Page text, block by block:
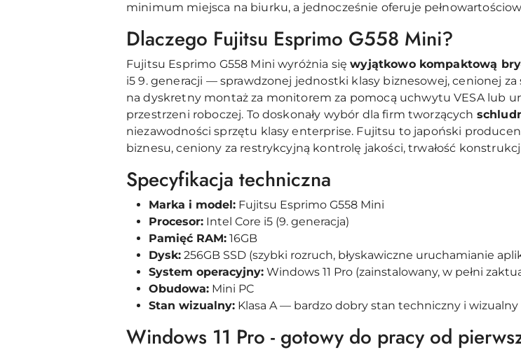
minimum miejsca na biurku, a jednocześnie oferuje
Dlaczego Fujitsu Esprimo G558 Mini?
Fujitsu Esprimo G558 Mini wyróżnia sięwyjątkowo kompaktową
i5 9. generacji — sprawdzonej jednostki klasy biznesowej, cenionej
na dyskretny montaż za monitorem za pomocą uchwytu VESA lub
przestrzeni roboczej. To doskonały wybór dla firm tworzących
niezawodności sprzętu klasy enterprise. Fujitsu to japoński
biznesu, ceniony za restrykcyjną kontrolę jakości, trwałość
Specyfikacja techniczna
Marka i model: Fujitsu Esprimo G558 Mini
Procesor: Intel Core i5 (9. generacja)
Pamięć RAM: 16GB
Dysk: 256GB SSD (szybki rozruch, błyskawiczne uruchamianie
System operacyjny: Windows 11 Pro (zainstalowany, w pełni
Obudowa: Mini PC
Stan wizualny: Klasa A — bardzo dobry stan techniczny i wizualny
Windows 11 Pro - gotowy do pracy od